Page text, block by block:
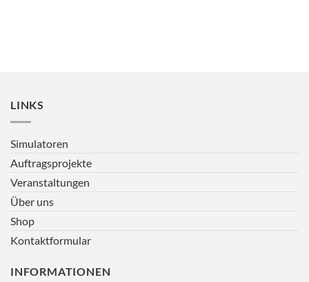
LINKS
Simulatoren
Auftragsprojekte
Veranstaltungen
Über uns
Shop
Kontaktformular
INFORMATIONEN